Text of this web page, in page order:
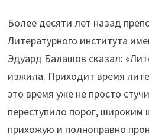
Более десяти лет назад
Литературного института
Эдуард Балашов сказал:
изжила. Приходит время
это время уже не просто
переступило порог, широким
прихожую и полноправно